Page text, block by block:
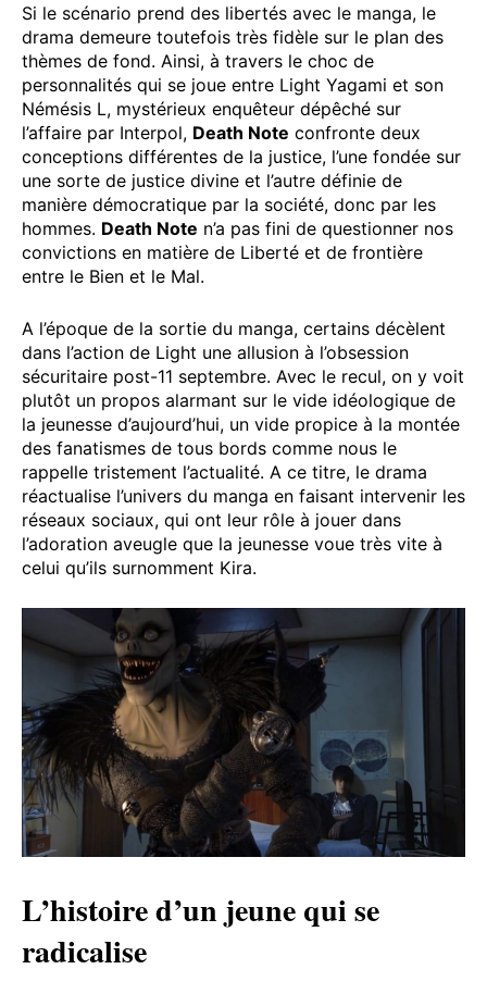
Si le scénario prend des libertés avec le manga, le
drama demeure toutefois très fidèle sur le plan des
thèmes de fond. Ainsi, à travers le choc de
personnalités qui se joue entre Light Yagami et son
Némésis L, mystérieux enquêteur dépêché sur
l’affaire par Interpol, Death Note confronte deux
conceptions différentes de la justice, l’une fondée sur
une sorte de justice divine et l’autre définie de
manière démocratique par la société, donc par les
hommes. Death Note n’a pas fini de questionner nos
convictions en matière de Liberté et de frontière
entre le Bien et le Mal.
A l’époque de la sortie du manga, certains décèlent
dans l’action de Light une allusion à l’obsession
sécuritaire post-11 septembre. Avec le recul, on y voit
plutôt un propos alarmant sur le vide idéologique de
la jeunesse d’aujourd’hui, un vide propice à la montée
des fanatismes de tous bords comme nous le
rappelle tristement l’actualité. A ce titre, le drama
réactualise l’univers du manga en faisant intervenir les
réseaux sociaux, qui ont leur rôle à jouer dans
l’adoration aveugle que la jeunesse voue très vite à
celui qu’ils surnomment Kira.
L’histoire d’un jeune qui se
radicalise